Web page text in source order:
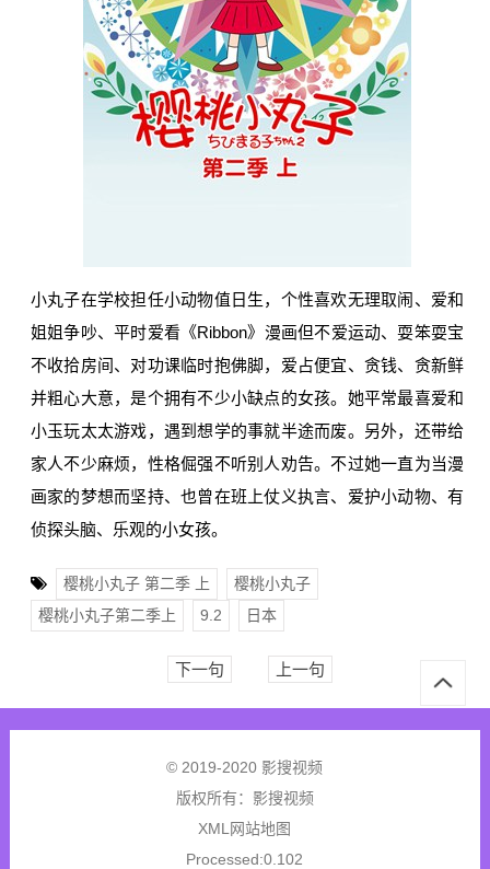
小丸子在学校担任小动物值日生，个性喜欢无理取闹、爱和
姐姐争吵、平时爱看《Ribbon》漫画但不爱运动、耍笨耍宝
不收拾房间、对功课临时抱佛脚，爱占便宜、贪钱、贪新鲜
并粗心大意，是个拥有不少小缺点的女孩。她平常最喜爱和
小玉玩太太游戏，遇到想学的事就半途而废。另外，还带给
家人不少麻烦，性格倔强不听别人劝告。不过她一直为当漫
画家的梦想而坚持、也曾在班上仗义执言、爱护小动物、有
侦探头脑、乐观的小女孩。
樱桃小丸子 第二季 上
樱桃小丸子
樱桃小丸子第二季上
9.2 日本
下一句 上一句
© 2019-2020 影搜视频
版权所有： 影搜视频
XML网站地图
Processed:0.102